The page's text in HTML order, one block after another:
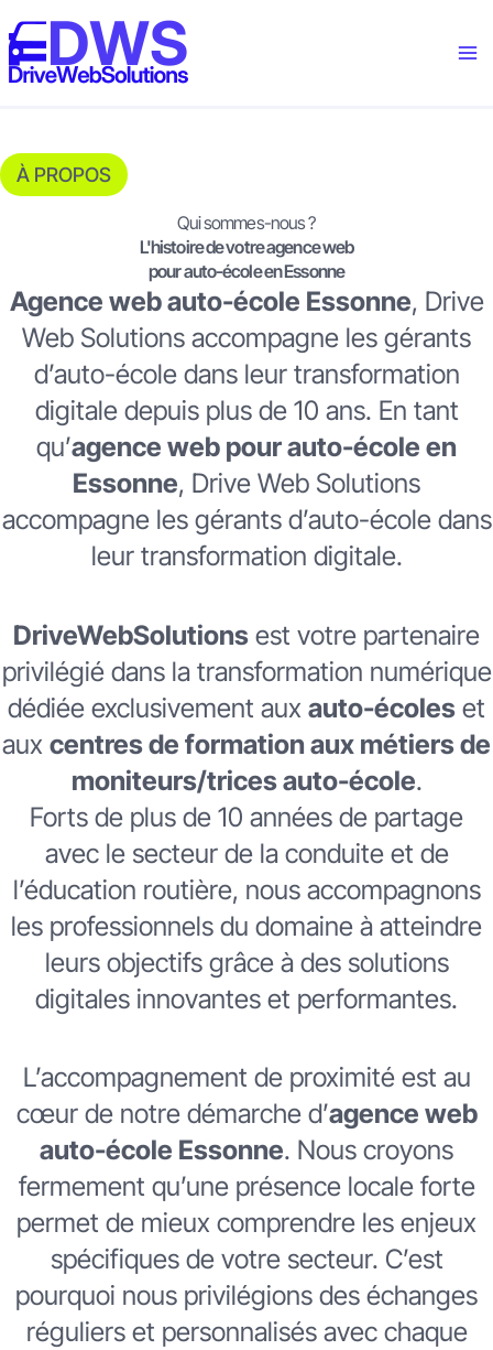
principal
Aller
au
contenu
À PROPOS
Qui sommes-nous ?
L'histoire de votre agence web
pour auto-école en Essonne
Agence web auto-école Essonne, Drive
Web Solutions accompagne les gérants
d’auto-école dans leur transformation
digitale depuis plus de 10 ans. En tant
qu’agence web pour auto-école en
Essonne, Drive Web Solutions
accompagne les gérants d’auto-école dans
leur transformation digitale.
DriveWebSolutions est votre partenaire
privilégié dans la transformation numérique
dédiée exclusivement aux auto-écoles et
aux centres de formation aux métiers de
moniteurs/trices auto-école.
Forts de plus de 10 années de partage
avec le secteur de la conduite et de
l’éducation routière, nous accompagnons
les professionnels du domaine à atteindre
leurs objectifs grâce à des solutions
digitales innovantes et performantes.
L’accompagnement de proximité est au
cœur de notre démarche d’agence web
auto-école Essonne. Nous croyons
fermement qu’une présence locale forte
permet de mieux comprendre les enjeux
spécifiques de votre secteur. C’est
pourquoi nous privilégions des échanges
réguliers et personnalisés avec chaque